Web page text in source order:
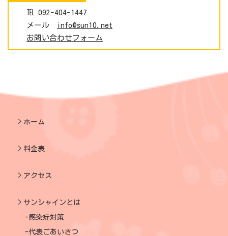
℡ 092-404-1447
メール
info@sun10.net
お問い合わせフォーム
ホーム
料金表
アクセス
サンシャインとは
感染症対策
代表ごあいさつ